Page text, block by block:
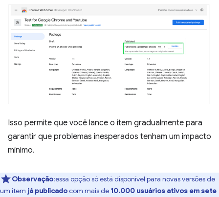
Isso permite que você lance o item gradualmente para
garantir que problemas inesperados tenham um impacto
mínimo.
Observação:essa opção só está disponível para novas versões de
um item já publicadocom mais de10.000 usuários ativos em sete